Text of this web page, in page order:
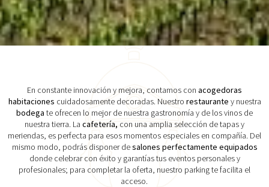
En constante innovación y mejora, contamos con acogedoras
habitaciones cuidadosamente decoradas. Nuestro restaurante y nuestra
bodega te ofrecen lo mejor de nuestra gastronomía y de los vinos de
nuestra tierra. La cafetería, con una amplia selección de tapas y
meriendas, es perfecta para esos momentos especiales en compañía. Del
mismo modo, podrás disponer desalones perfectamente equipados
donde celebrar con éxito y garantías tus eventos personales y
profesionales; para completar la oferta, nuestro parking te facilita el
acceso.